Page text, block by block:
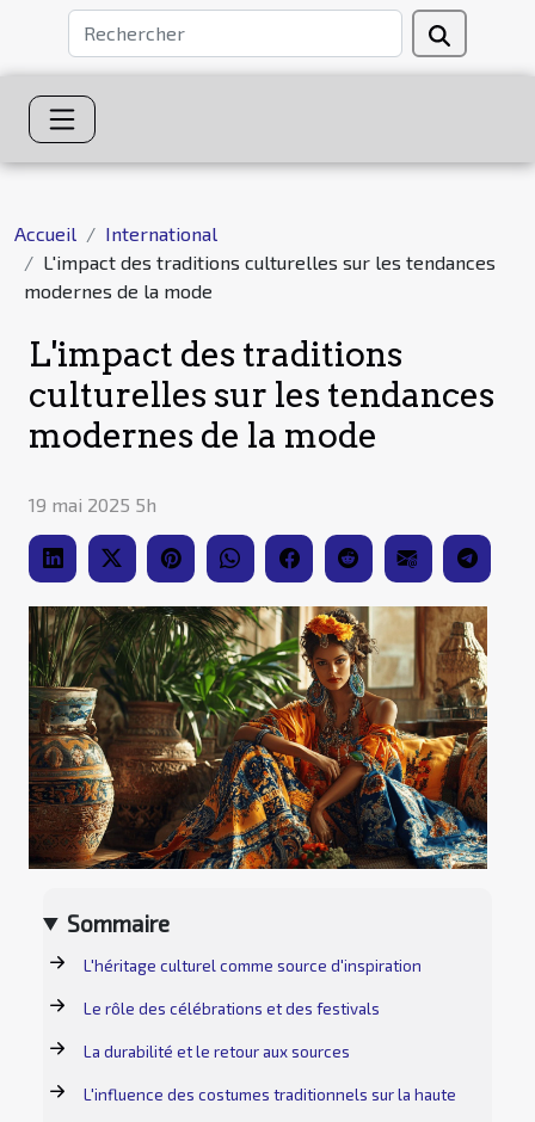
Accueil
International
L'impact des traditions culturelles sur les tendances
modernes de la mode
L'impact des traditions
culturelles sur les tendances
modernes de la mode
19 mai 2025 5h
Sommaire
L'héritage culturel comme source d'inspiration
Le rôle des célébrations et des festivals
La durabilité et le retour aux sources
L'influence des costumes traditionnels sur la haute